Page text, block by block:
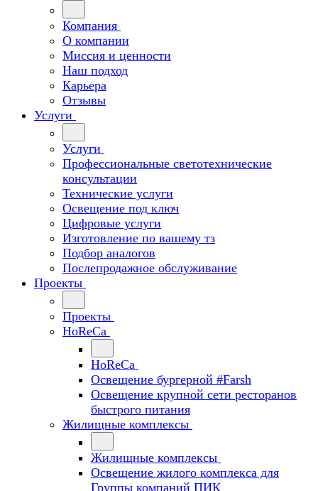
Компания
О компании
Миссия и ценности
Наш подход
Карьера
Отзывы
Услуги
Услуги
Профессиональные светотехнические
консультации
Технические услуги
Освещение под ключ
Цифровые услуги
Изготовление по вашему тз
Подбор аналогов
Послепродажное обслуживание
Проекты
Проекты
HoReCa
HoReCa
Освещение бургерной #Farsh
Освещение крупной сети ресторанов
быстрого питания
Жилищные комплексы
Жилищные комплексы
Освещение жилого комплекса для
Группы компаний ПИК